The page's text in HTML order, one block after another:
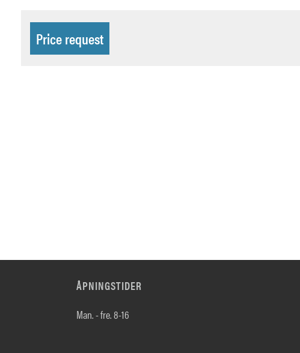
Price request
ÅPNINGSTIDER
Man. - fre. 8-16